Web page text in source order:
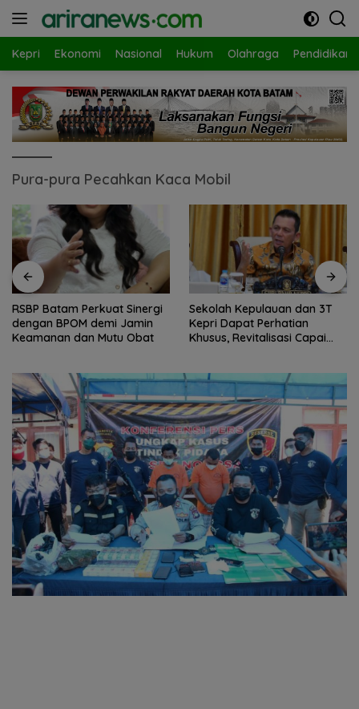
Kepri Ekonomi Nasional Hukum Olahraga Pendidikan
Pura-pura Pecahkan Kaca Mobil
RSBP Batam Perkuat Sinergi
dengan BPOM demi Jamin
Keamanan dan Mutu Obat
Sekolah Kepulauan dan 3T
Kepri Dapat Perhatian
Khusus, Revitalisasi Capai